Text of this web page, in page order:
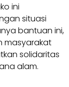
ini
situasi
bantuan ini,
masyarakat
solidaritas
alam.